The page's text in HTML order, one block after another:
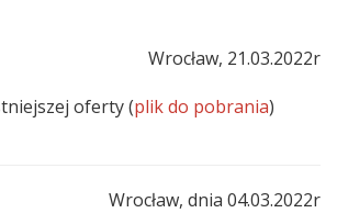
Wrocław, 21.03.2022r
oferty (plik do pobrania)
Wrocław, dnia 04.03.2022r